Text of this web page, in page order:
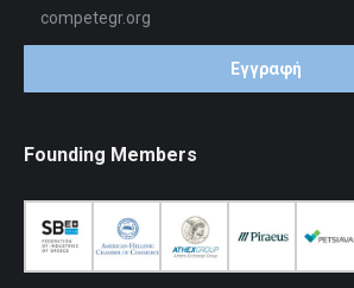
competegr.org
Founding Members